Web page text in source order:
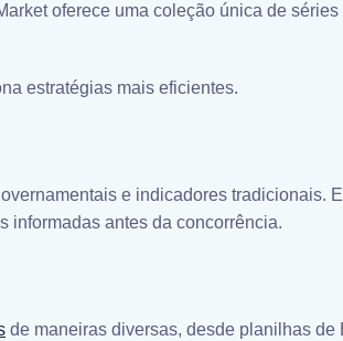
oferece uma coleção única de
estratégias mais eficientes.
e indicadores tradicionais.
informadas antes da concorrência.
de maneiras diversas, desde planilhas de